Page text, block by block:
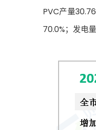
PVC产量
70.0%；发电